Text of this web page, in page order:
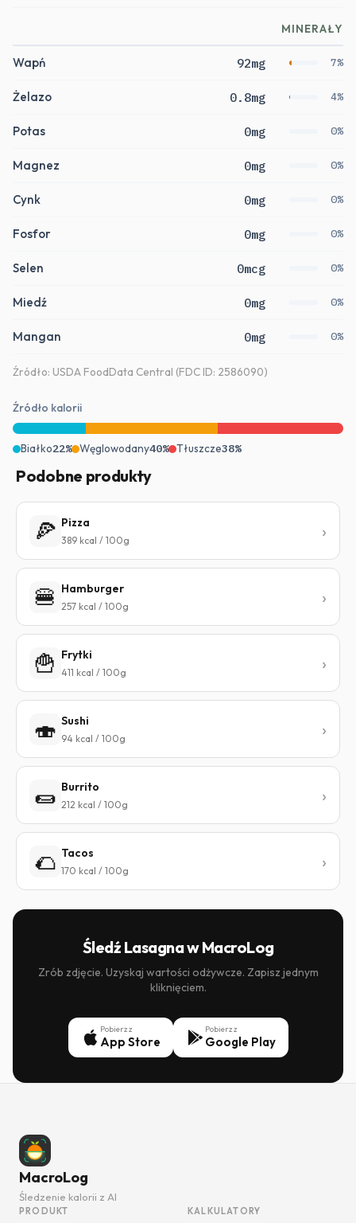
MINERAŁY
Wapń 92mg 7%
Żelazo 0.8mg 4%
Potas 0mg 0%
Magnez 0mg 0%
Cynk 0mg 0%
Fosfor 0mg 0%
Selen 0mcg 0%
Miedź 0mg 0%
Mangan 0mg 0%
Źródło: USDA FoodData Central (FDC ID: 2586090)
Źródło kalorii
Białko22% Węglowodany40% Tłuszcze38%
Podobne produkty
🍕 Pizza
389 kcal / 100g
🍔 Hamburger
257 kcal / 100g
🍟 Frytki
411 kcal / 100g
🍣 Sushi
94 kcal / 100g
🌯 Burrito
212 kcal / 100g
🌮 Tacos
170 kcal / 100g
Śledź Lasagna w MacroLog
Zrób zdjęcie. Uzyskaj wartości odżywcze. Zapisz jednym
kliknięciem.
Pobierz z
App Store
Pobierz z
Google Play
MacroLog
Śledzenie kalorii z AI
PRODUKT KALKULATORY